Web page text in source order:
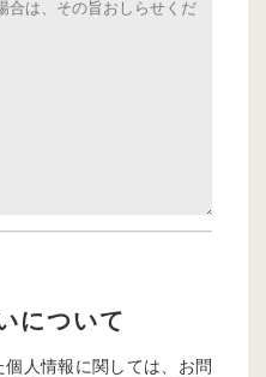
について
人情報に関しては、お問